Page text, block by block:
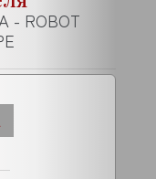
- ROBOT